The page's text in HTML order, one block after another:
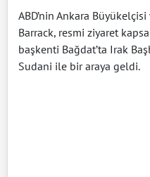
ABD’nin Ankara
Barrack, resmi ziyaret
başkenti Bağdat’ta Irak
Sudani ile bir araya geldi.